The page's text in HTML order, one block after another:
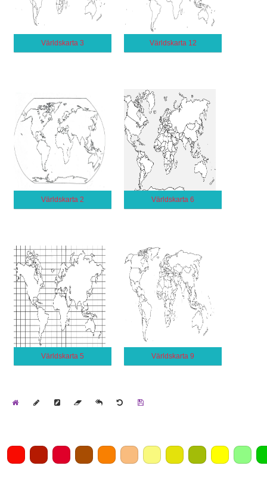
Världskarta 3 Världskarta 12
Världskarta 2 Världskarta 6
Världskarta 5 Världskarta 9